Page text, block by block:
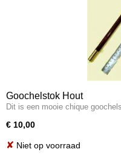
Goochelstok Hout
Dit is een mooie chique
€ 10,00
✘ Niet op voorraad